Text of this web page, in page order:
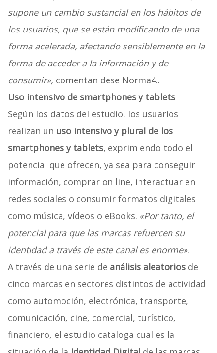
supone un cambio sustancial en los hábitos de
los usuarios, que se están modificando de una
forma acelerada, afectando sensiblemente en la
forma de acceder a la información y de
consumir», comentan dese Norma4..
Uso intensivo de smartphones y tablets
Según los datos del estudio, los usuarios
realizan un uso intensivo y plural de los
smartphones y tablets, exprimiendo todo el
potencial que ofrecen, ya sea para conseguir
información, comprar on line, interactuar en
redes sociales o consumir formatos digitales
como música, vídeos o eBooks. «Por tanto, el
potencial para que las marcas refuercen su
identidad a través de este canal es enorme».
A través de una serie de análisis aleatoriosde
cinco marcas en sectores distintos de actividad
como automoción, electrónica, transporte,
comunicación, cine, comercial, turístico,
financiero, el estudio cataloga cual es la